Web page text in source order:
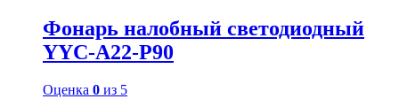
Фонарь налобный светодиодный
YYC-A22-P90
Оценка 0 из 5